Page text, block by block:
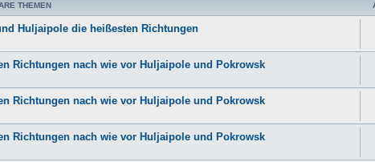
THEMEN
Huljaipole die heißesten Richtungen
Richtungen nach wie vor Huljaipole und Pokrowsk
Richtungen nach wie vor Huljaipole und Pokrowsk
Richtungen nach wie vor Huljaipole und Pokrowsk